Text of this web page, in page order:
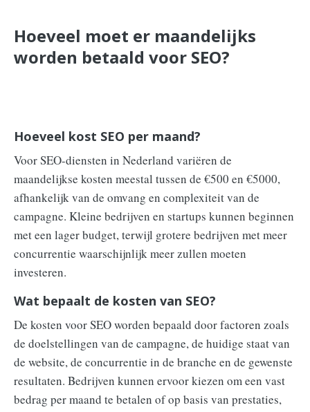
Hoeveel moet er maandelijks
worden betaald voor SEO?
Hoeveel kost SEO per maand?
Voor SEO-diensten in Nederland variëren de
maandelijkse kosten meestal tussen de €500 en €5000,
afhankelijk van de omvang en complexiteit van de
campagne. Kleine bedrijven en startups kunnen beginnen
met een lager budget, terwijl grotere bedrijven met meer
concurrentie waarschijnlijk meer zullen moeten
investeren.
Wat bepaalt de kosten van SEO?
De kosten voor SEO worden bepaald door factoren zoals
de doelstellingen van de campagne, de huidige staat van
de website, de concurrentie in de branche en de gewenste
resultaten. Bedrijven kunnen ervoor kiezen om een vast
bedrag per maand te betalen of op basis van prestaties,